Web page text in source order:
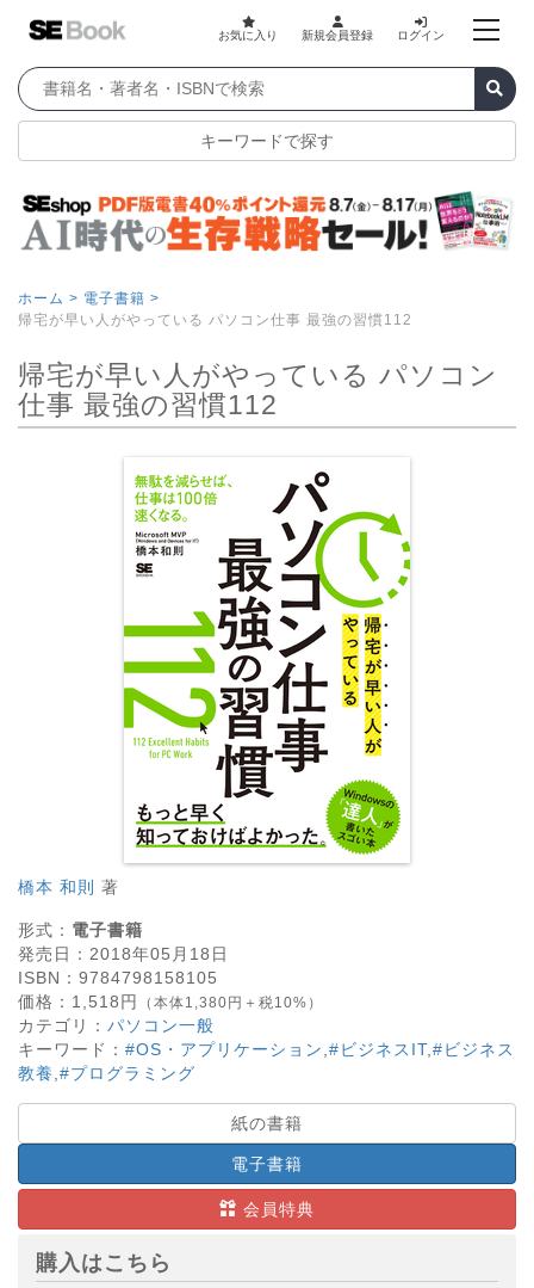
お気に入り 新規会員登録 ログイン
キーワードで探す
ホーム > 電子書籍 >
帰宅が早い人がやっている パソコン仕事 最強の習慣112
帰宅が早い人がやっている パソコン
仕事 最強の習慣112
橋本 和則 著
形式： 電子書籍
発売日： 2018年05月18日
ISBN： 9784798158105
価格： 1,518 円 （本体1,380円＋税10%）
カテゴリ： パソコン一般
キーワード： #OS・アプリケーション #ビジネスIT, #ビジネス
教養 #プログラミング
紙の書籍
電子書籍
会員特典
購入はこちら